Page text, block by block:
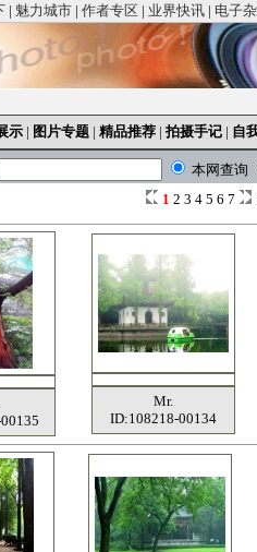
| 魅力城市 | 作者专区 | 业界快讯 | 电子
示 | 图片专题 | 精品推荐 | 拍摄手记 | 自
本网查询
1 2 3 4 5 6 7
Mr.
ID:108218-00134